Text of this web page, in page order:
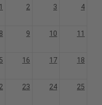
1 2 3 4
8 9 10 11
16 17 18
23 24 25